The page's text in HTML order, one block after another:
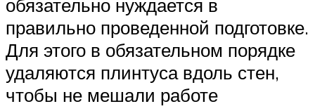
обязательно нуждается в
правильно проведенной подготовке.
Для этого в обязательном порядке
удаляются плинтуса вдоль стен,
чтобы не мешали работе